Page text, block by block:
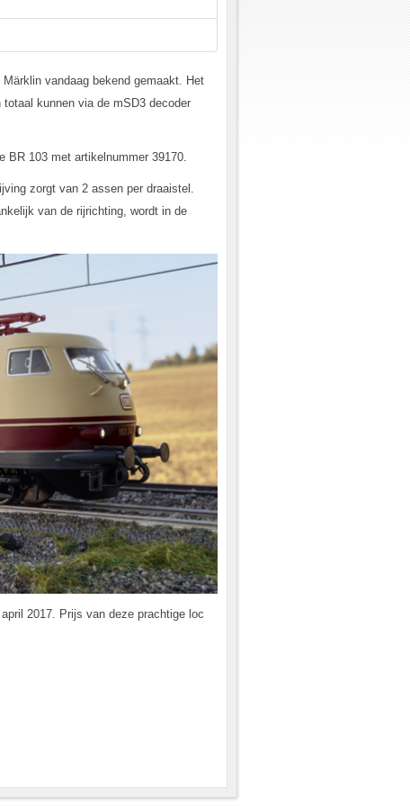
vandaag bekend gemaakt. Het
kunnen via de mSD3 decoder
BR 103 met artikelnummer 39170.
zorgt van 2 assen per draaistel.
van de rijrichting, wordt in de
2017. Prijs van deze prachtige loc